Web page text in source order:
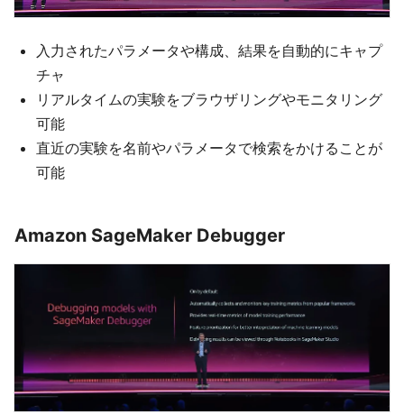
入力されたパラメータや構成、結果を自動的にキャプ
チャ
リアルタイムの実験をブラウザリングやモニタリング
可能
直近の実験を名前やパラメータで検索をかけることが
可能
Amazon SageMaker Debugger